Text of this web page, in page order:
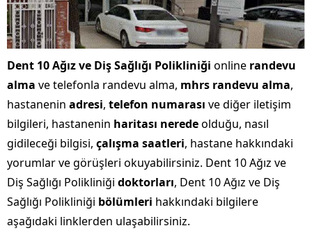
Dent 10 Ağız ve Diş Sağlığı Polikliniği online randevu
alma ve telefonla randevu alma, mhrs randevu alma,
hastanenin adresi, telefon numarası ve diğer iletişim
bilgileri, hastanenin haritası neredeolduğu, nasıl
gidileceği bilgisi, çalışma saatleri, hastane hakkındaki
yorumlar ve görüşleri okuyabilirsiniz. Dent 10 Ağız ve
Diş Sağlığı Polikliniği doktorları, Dent 10 Ağız ve Diş
Sağlığı Polikliniği bölümleri hakkındaki bilgilere
aşağıdaki linklerden ulaşabilirsiniz.